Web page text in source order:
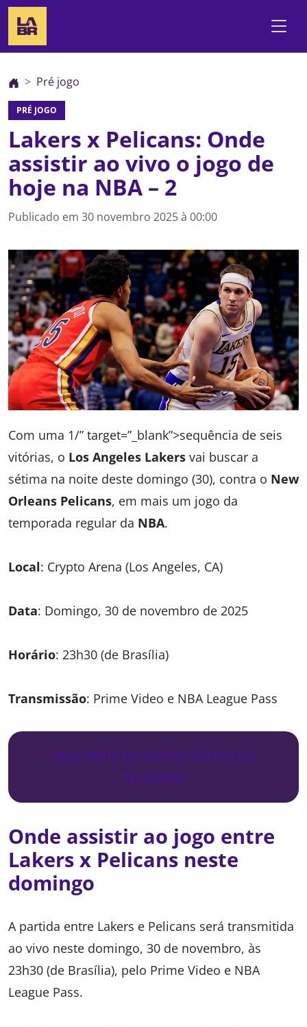
Pré jogo
PRÉ JOGO
Lakers x Pelicans: Onde
assistir ao vivo o jogo de
hoje na NBA – 2
Publicado em 30 novembro 2025 à 00:00
Com uma 1/” target=”_blank”>sequência de seis
vitórias, o Los Angeles Lakers vai buscar a
sétima na noite deste domingo (30), contra o New
Orleans Pelicans, em mais um jogo da
temporada regular da NBA.
Local: Crypto Arena (Los Angeles, CA)
Data: Domingo, 30 de novembro de 2025
Horário: 23h30 (de Brasília)
Transmissão: Prime Video e NBA League Pass
FAÇA PARTE DO NOSSO GRUPO NO
TELEGRAM
Onde assistir ao jogo entre
Lakers x Pelicans neste
domingo
A partida entre Lakers e Pelicans será transmitida
ao vivo neste domingo, 30 de novembro, às
23h30 (de Brasília), pelo Prime Video e NBA
League Pass.